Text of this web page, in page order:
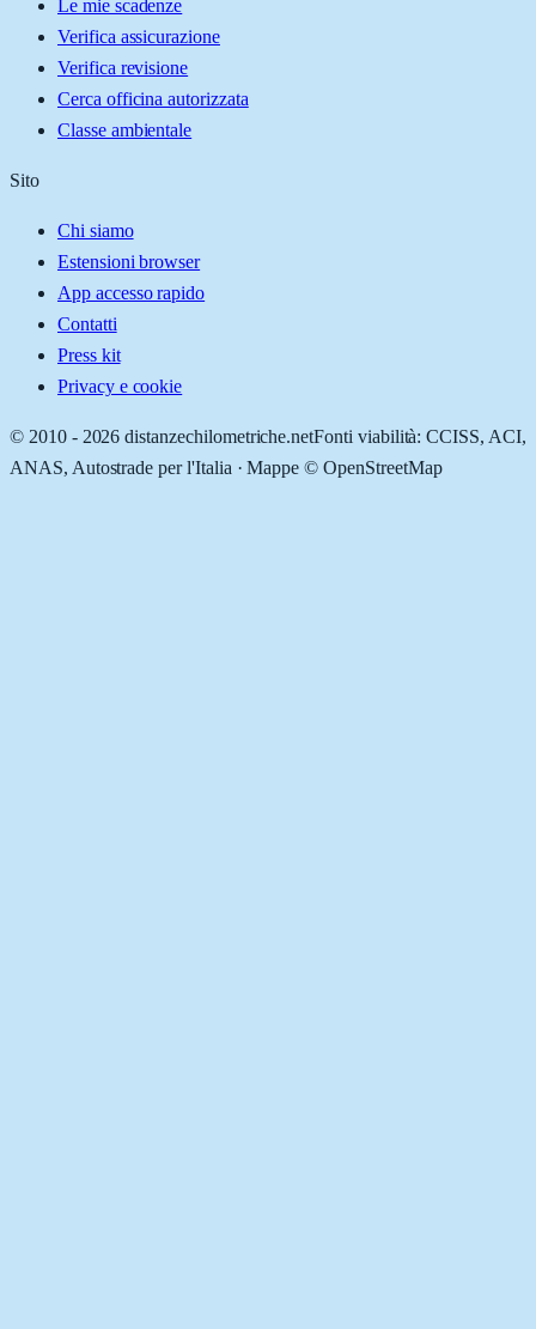
Le mie scadenze
Verifica assicurazione
Verifica revisione
Cerca officina autorizzata
Classe ambientale
Sito
Chi siamo
Estensioni browser
App accesso rapido
Contatti
Press kit
Privacy e cookie
© 2010 - 2026 distanzechilometriche.netFonti viabilità: CCISS, ACI,
ANAS, Autostrade per l'Italia · Mappe © OpenStreetMap